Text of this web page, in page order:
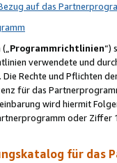
auf das
Programmrichtlinien“)
verwendete und
Rechte und Pflichten
für das
wird hiermit
oder
für das